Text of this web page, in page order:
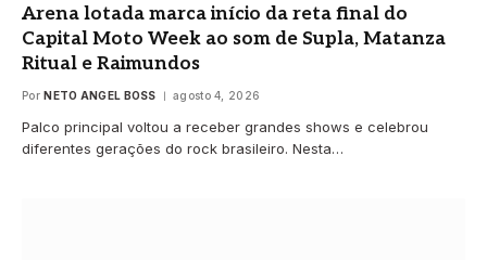
Arena lotada marca início da reta final do
Capital Moto Week ao som de Supla, Matanza
Ritual e Raimundos
Por NETO ANGEL BOSS agosto 4, 2026
Palco principal voltou a receber grandes shows e celebrou
diferentes gerações do rock brasileiro. Nesta…